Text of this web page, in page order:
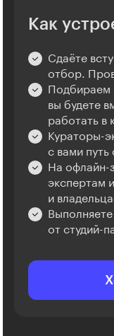
Как
Сдаёте
отбор.
Подбираем
вы будете
работать в
Кураторы-
с вами путь
На офлайн-
экспертам
и
от студий-